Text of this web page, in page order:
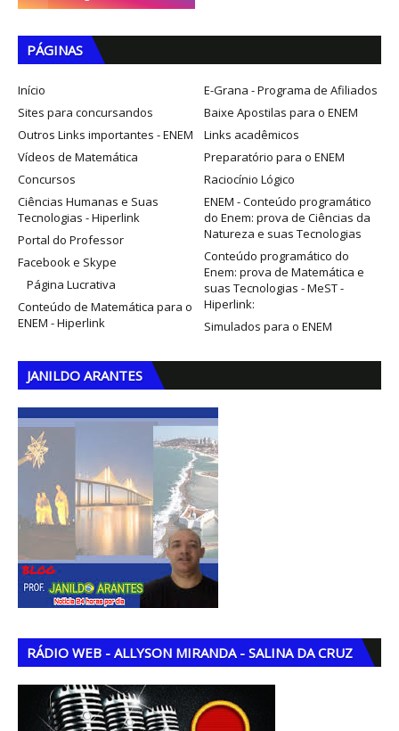
PÁGINAS
Início
E-Grana - Programa de Afiliados
Sites para concursandos
Baixe Apostilas para o ENEM
Outros Links importantes - ENEM
Links acadêmicos
Vídeos de Matemática
Preparatório para o ENEM
Concursos
Raciocínio Lógico
Ciências Humanas e Suas
Tecnologias - Hiperlink
ENEM - Conteúdo programático
do Enem: prova de Ciências da
Natureza e suas Tecnologias
Portal do Professor
Conteúdo programático do
Enem: prova de Matemática e
suas Tecnologias - MeST -
Hiperlink:
Facebook e Skype
Página Lucrativa
Conteúdo de Matemática para o
ENEM - Hiperlink
Simulados para o ENEM
JANILDO ARANTES
RÁDIO WEB - ALLYSON MIRANDA - SALINA DA CRUZ